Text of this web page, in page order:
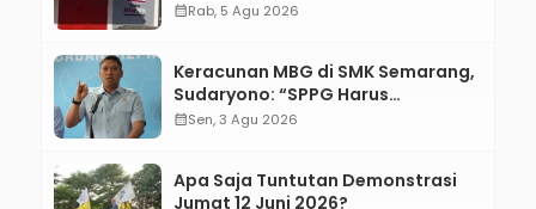
calendar_monthRab, 5 Agu 2026
Keracunan MBG di SMK Semarang,
Sudaryono: “SPPG Harus
Bertanggung Jawab!”
calendar_monthSen, 3 Agu 2026
Apa Saja Tuntutan Demonstrasi
Jumat 12 Juni 2026?